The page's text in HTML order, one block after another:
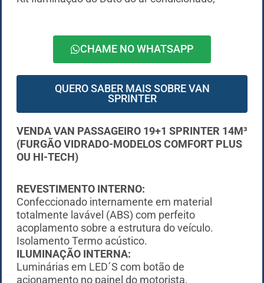
CHAME NO WHATSAPP
QUERO SABER MAIS SOBRE VAN
SPRINTER
VENDA VAN PASSAGEIRO 19+1 SPRINTER 14M³
(FURGÃO VIDRADO-MODELOS COMFORT PLUS
OU HI-TECH)
REVESTIMENTO INTERNO:
Confeccionado internamente em material
totalmente lavável (ABS) com perfeito
acoplamento sobre a estrutura do veículo.
Isolamento Termo acústico.
ILUMINAÇÃO INTERNA:
Luminárias em LED´S com botão de
acionamento no painel do motorista.